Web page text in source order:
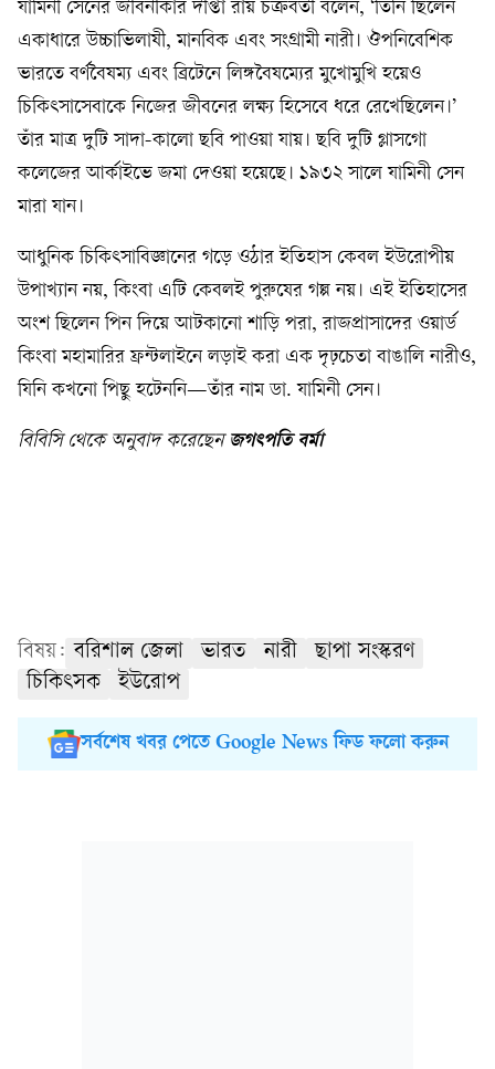
যামিনী সেনের জীবনীকার দীপ্তা রায় চক্রবর্তী বলেন, ‘তিনি ছিলেন
একাধারে উচ্চাভিলাষী, মানবিক এবং সংগ্রামী নারী। ঔপনিবেশিক
ভারতে বর্ণবৈষম্য এবং ব্রিটেনে লিঙ্গবৈষম্যের মুখোমুখি হয়েও
চিকিৎসাসেবাকে নিজের জীবনের লক্ষ্য হিসেবে ধরে রেখেছিলেন।’
তাঁর মাত্র দুটি সাদা-কালো ছবি পাওয়া যায়। ছবি দুটি গ্লাসগো
কলেজের আর্কাইভে জমা দেওয়া হয়েছে। ১৯৩২ সালে যামিনী সেন
মারা যান।
আধুনিক চিকিৎসাবিজ্ঞানের গড়ে ওঠার ইতিহাস কেবল ইউরোপীয়
উপাখ্যান নয়, কিংবা এটি কেবলই পুরুষের গল্প নয়। এই ইতিহাসের
অংশ ছিলেন পিন দিয়ে আটকানো শাড়ি পরা, রাজপ্রাসাদের ওয়ার্ড
কিংবা মহামারির ফ্রন্টলাইনে লড়াই করা এক দৃঢ়চেতা বাঙালি নারীও,
যিনি কখনো পিছু হটেননি—তাঁর নাম ডা. যামিনী সেন।
বিবিসি থেকে অনুবাদ করেছেন জগৎপতি বর্মা
বিষয়: বরিশাল জেলা ভারত নারী
ছাপা সংস্করণ
চিকিৎসক
ইউরোপ
সর্বশেষ খবর পেতে Google News ফিড ফলো করুন